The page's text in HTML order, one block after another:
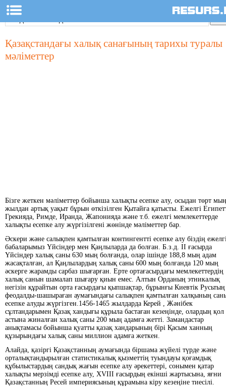
Қазақстандағы халық санағының тарихы туралы
мәліметтер
Бізге жеткен мәліметтер бойынша халықты есепке алу, осыдан төрт мың
жылдан артық уақыт бұрын өткізілген Қытайға қатысты. Ежелгі
Грекияда, Римде, Иранда, Жапонияда және т.б. ежелгі мемлекеттерде
халықты есепке алу жүргізілгені жөнінде мәліметтер бар.
Әскери және салықпен қамтылған контингентті есепке алу біздің
бабаларымыз Үйсіндер мен Қаңлыларда да болған. Б.з.д. ІІ ғасырда
Үйсіндер халық саны 630 мың болғанда, олар ішінде 188,8 мың адам
жасақталған, ал Қаңлылардың халық саны 600 мың болғанда 120 мың
әскерге жарамды сарбаз шығарған. Ерте ортағасырдағы мемлекеттердің
халық санын шамалап шығару қиын емес. Алтын Орданың этникалық
негізін құрайтын орта ғасырдағы қыпшақтар, бұрынғы Киевтік Русьтың
феодалды-шашыраған аумағындағы салықпен қамтылған халқының
есепке алуды жүргізген.1456-1465 жылдарда Керей , Жәнібек
сұлтандарымен Қазақ хандығы құрыла бастаған кезеңінде, олардың қол
астына жиналған халық саны 200 мың адамға жетті. Замандастар
анықтамасы бойынша қуатты қазақ хандарының бірі Қасым ханның
құзырындағы халық саны миллион адамға жеткен.
Алайда, қазіргі Қазақстанның аумағында біршама жүйелі түрде және
орталықтандырылған статистикалық қызметтің туындауы қоғамдық
құбылыстардың сандық жағын есепке алу әрекеттері, сонымен қатар
халықты мерзімді есепке алу, ХVІІІ ғасырдың екінші жартысына, яғни
Қазақстанның Ресей империясының құрамына кіру кезеңіне тиесілі.